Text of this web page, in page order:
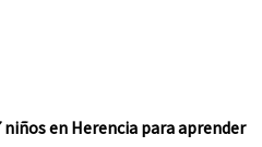
en Herencia para aprender